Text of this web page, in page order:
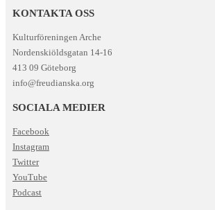
KONTAKTA OSS
Kulturföreningen Arche
Nordenskiöldsgatan 14-16
413 09 Göteborg
info@freudianska.org
SOCIALA MEDIER
Facebook
Instagram
Twitter
YouTube
Podcast